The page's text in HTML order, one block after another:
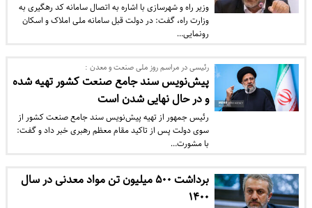
وزیر راه و شهرسازی با اشاره به اتصال سامانه کد رهگیری به
وزارت راه، گفت: در دولت قبل سامانه ملی املاک و اسکان
رونمایی…
رئیسی در مراسم روز ملی صنعت و معدن :
پیش‌نویس سند جامع صنعت کشور تهیه شده
و در حال نهایی شدن است
رئیس جمهور از تهیه پیش‌نویس سند جامع صنعت کشور از
سوی دولت پس از تاکید مقام معظم رهبری خبر داد و گفت:
با مشورت…
برداشت ۵۰۰ میلیون تن مواد معدنی در سال
۱۴۰۰